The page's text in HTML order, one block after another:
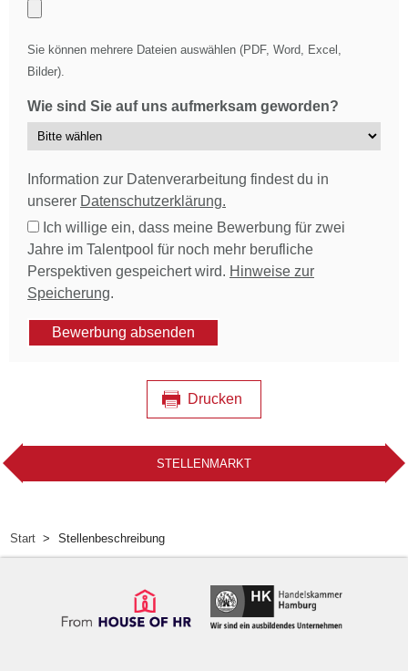
Sie können mehrere Dateien auswählen (PDF, Word, Excel,
Bilder).
Wie sind Sie auf uns aufmerksam geworden?
Information zur Datenverarbeitung findest du in
unserer Datenschutzerklärung.
Ich willige ein, dass meine Bewerbung für zwei
Jahre im Talentpool für noch mehr berufliche
Perspektiven gespeichert wird. Hinweise zur
Speicherung.
Bewerbung absenden
Drucken
STELLENMARKT
Start Stellenbeschreibung